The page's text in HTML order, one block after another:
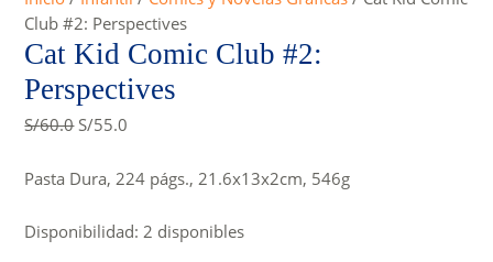
Club #2: Perspectives
Cat Kid Comic Club #2:
Perspectives
S/60.0 Original
was:
S/55.0
is:
Pasta Dura, 224 págs., 21.6x13x2cm, 546g
Disponibilidad: 2 disponibles